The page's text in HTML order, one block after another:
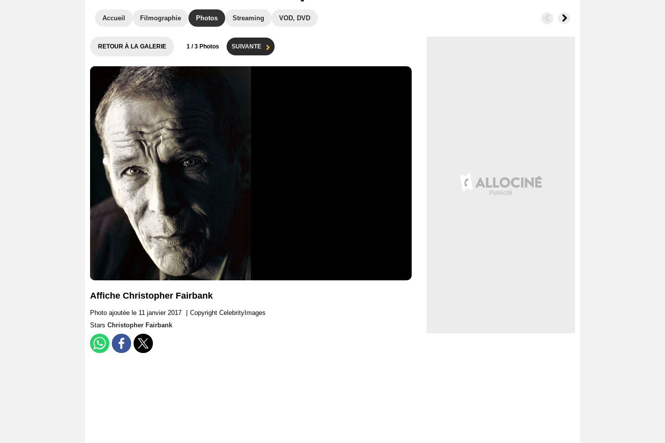
Accueil Filmographie Photos Streaming VOD, DVD
RETOUR À LA GALERIE 1 / 3 Photos SUIVANTE
Affiche Christopher Fairbank
Photo ajoutée le 11 janvier 2017
Copyright CelebrityImages
Stars Christopher Fairbank